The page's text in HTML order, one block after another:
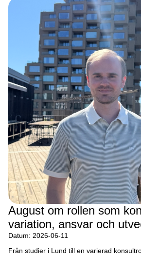
August om rollen som
variation, ansvar och
Datum: 2026-06-11
Från studier i Lund till en varierad